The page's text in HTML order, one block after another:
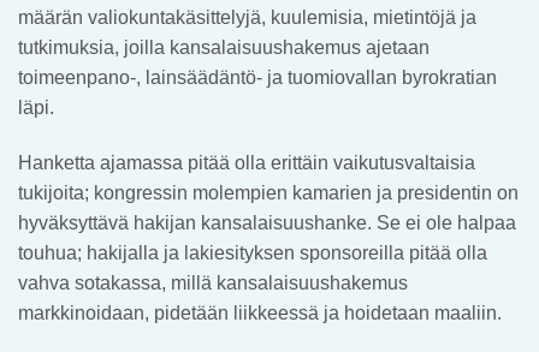
määrän valiokuntakäsittelyjä, kuulemisia, mietintöjä ja
tutkimuksia, joilla kansalaisuushakemus ajetaan
toimeenpano-, lainsäädäntö- ja tuomiovallan byrokratian
läpi.
Hanketta ajamassa pitää olla erittäin vaikutusvaltaisia
tukijoita; kongressin molempien kamarien ja presidentin on
hyväksyttävä hakijan kansalaisuushanke. Se ei ole halpaa
touhua; hakijalla ja lakiesityksen sponsoreilla pitää olla
vahva sotakassa, millä kansalaisuushakemus
markkinoidaan, pidetään liikkeessä ja hoidetaan maaliin.